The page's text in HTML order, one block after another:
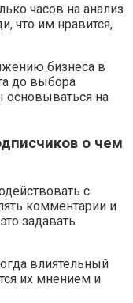
часов на анализ
что им нравится,
бизнеса в
до выбора
на
о чем
с
комментарии и
задавать
влиятельный
их мнением и